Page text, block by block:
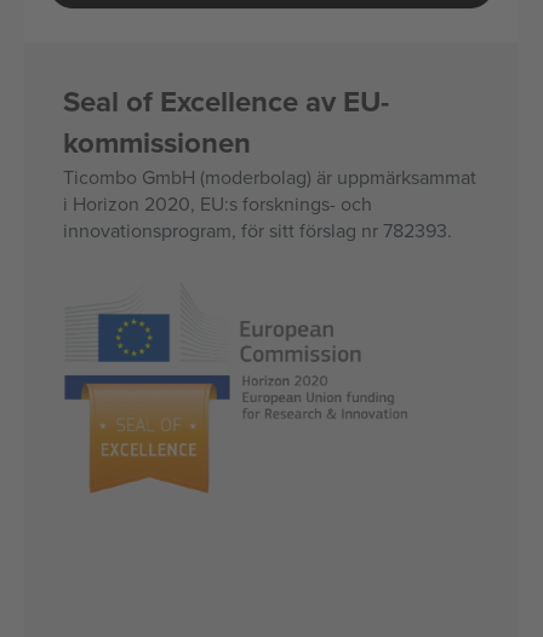
Seal of Excellence av EU-
kommissionen
Ticombo GmbH (moderbolag) är uppmärksammat
i Horizon 2020, EU:s forsknings- och
innovationsprogram, för sitt förslag nr 782393.